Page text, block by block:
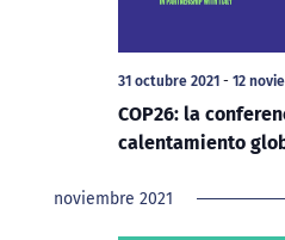
31 octubre 2021 - 12
COP26: la
calentamiento
noviembre 2021